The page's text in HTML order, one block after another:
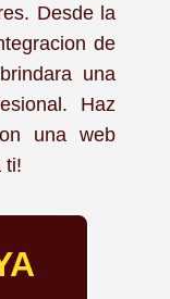
Desde la
de
una
Haz
una web
ti!